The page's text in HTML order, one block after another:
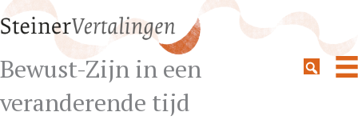
Bewust-Zijn in een
veranderende tijd